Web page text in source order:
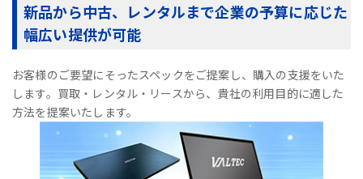
新品から中古、レンタルまで企業の予算に応じた
幅広い提供が可能
お客様のご要望にそったスペックをご提案し、購入の支援をいた
します。買取・レンタル・リースから、貴社の利用目的に適した
方法を提案いたします。